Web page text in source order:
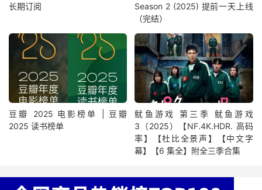
长期订阅
Season 2 (2025) 提前一天上线
（完结）
豆瓣 2025 电影榜单 | 豆瓣
2025 读书榜单
鱿鱼游戏 第三季 鱿鱼游戏
3（2025）【NF.4K.HDR. 高码
率】【杜比全景声】【中文字
幕】【6 集全】附全三季合集